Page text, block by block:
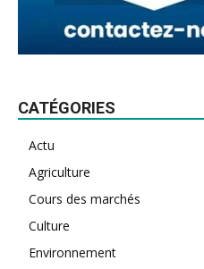
CATÉGORIES
Actu
Agriculture
Cours des marchés
Culture
Environnement